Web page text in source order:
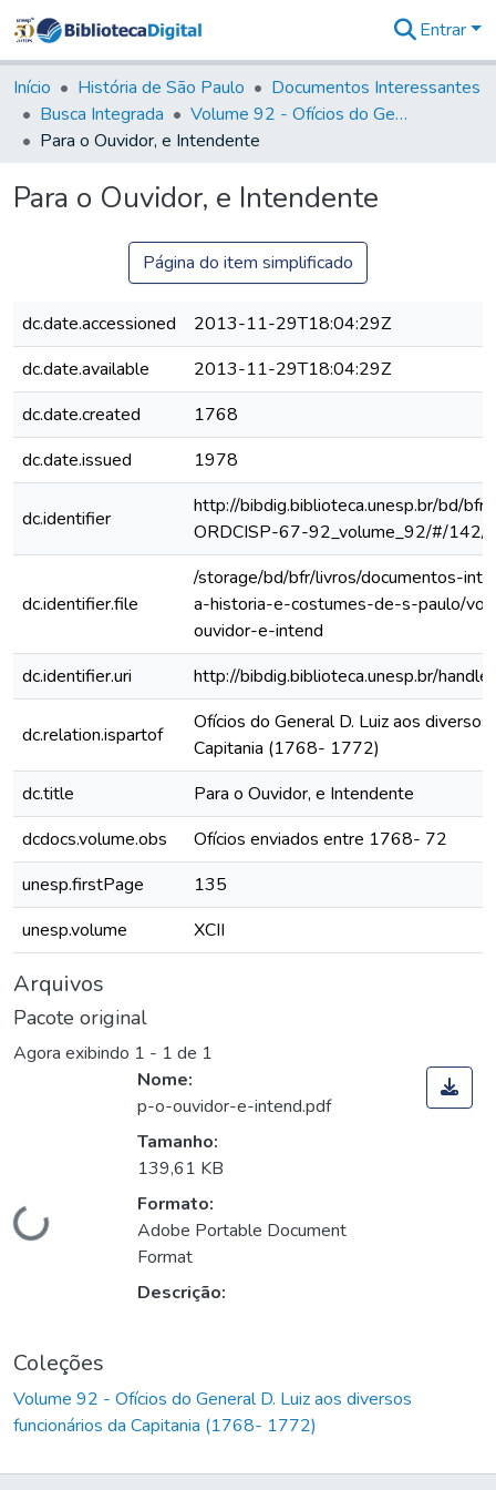
&
Coleções
Tudo na
Biblioteca
Estatísticas
Entrar
Início História de São Paulo
Documentos Interessantes
Busca Integrada
Volume 92 - Ofícios do General D. Luiz aos diversos funcionários da Capitania (1768- 1772)
Para o Ouvidor, e Intendente
Para o Ouvidor, e Intendente
Página do item simplificado
dc.date.accessioned
2013-11-29T18:04:29Z
dc.date.available
2013-11-29T18:04:29Z
dc.date.created
1768
dc.date.issued
1978
dc.identifier
http://bibdig.biblioteca.unesp.br/bd/
ORDCISP-67-92_volume_92/#/142/
dc.identifier.file
/storage/bd/bfr/livros/documentos-
a-historia-e-costumes-de-s-paulo/
ouvidor-e-intend
dc.identifier.uri
http://bibdig.biblioteca.unesp.br/
dc.relation.ispartof
Ofícios do General D. Luiz aos diversos
Capitania (1768- 1772)
dc.title
Para o Ouvidor, e Intendente
dcdocs.volume.obs
Ofícios enviados entre 1768- 72
unesp.firstPage
135
unesp.volume
XCII
Arquivos
Pacote original
Agora exibindo 1 - 1 de 1
Carregando...
Nome:
p-o-ouvidor-e-intend.pdf
Tamanho:
139,61 KB
Formato:
Adobe Portable Document
Format
Descrição:
Coleções
Volume 92 - Ofícios do General D. Luiz aos diversos
funcionários da Capitania (1768- 1772)